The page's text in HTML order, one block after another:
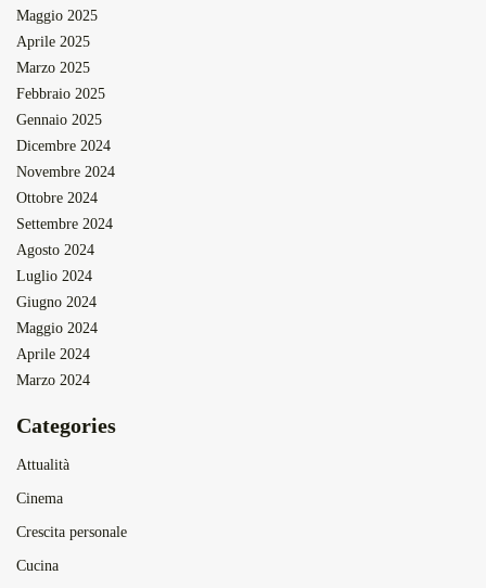
Maggio 2025
Aprile 2025
Marzo 2025
Febbraio 2025
Gennaio 2025
Dicembre 2024
Novembre 2024
Ottobre 2024
Settembre 2024
Agosto 2024
Luglio 2024
Giugno 2024
Maggio 2024
Aprile 2024
Marzo 2024
Categories
Attualità
Cinema
Crescita personale
Cucina